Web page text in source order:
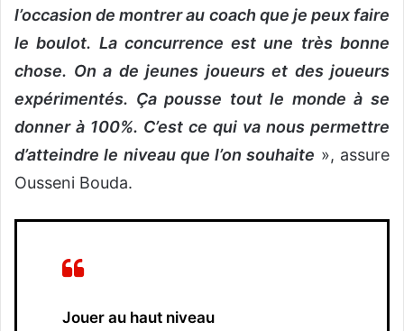
l’occasion de montrer au coach que je peux faire
le boulot. La concurrence est une très bonne
chose. On a de jeunes joueurs et des joueurs
expérimentés. Ça pousse tout le monde à se
donner à 100%. C’est ce qui va nous permettre
d’atteindre le niveau que l’on souhaite », assure
Ousseni Bouda.
Jouer au haut niveau